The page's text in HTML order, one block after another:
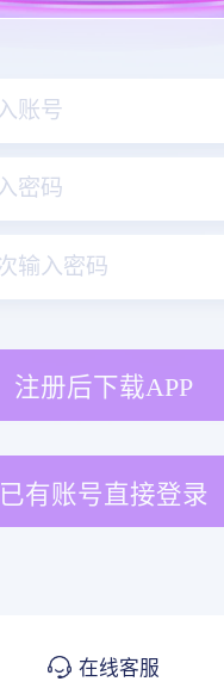
注册后下载APP
已有账号直接登录
在线客服